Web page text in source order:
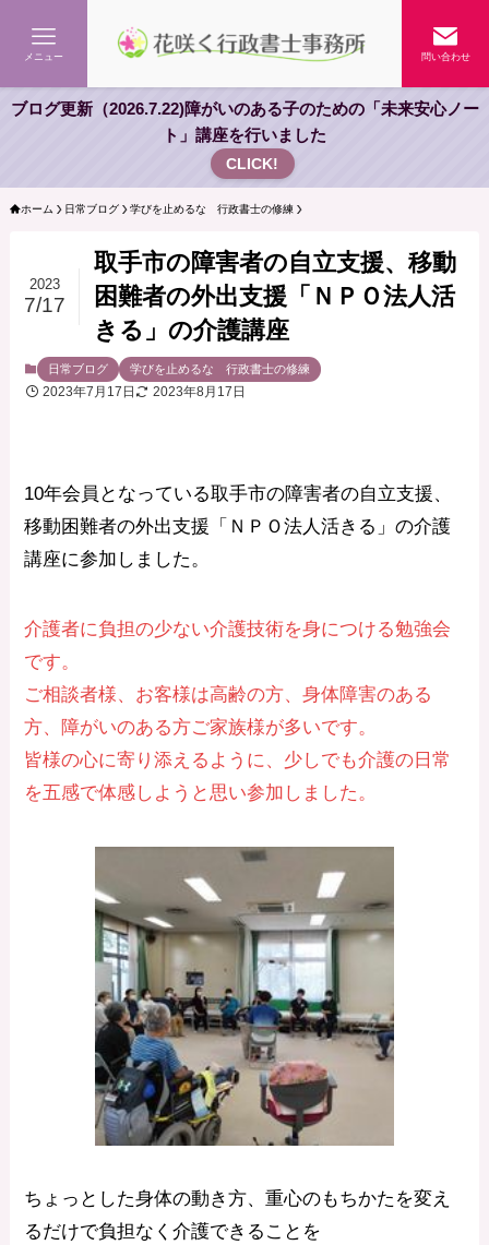
問い合わせ
メニュー
ブログ更新（2026.7.22)障がいのある子のための「未来安心ノー
ト」講座を行いました
CLICK!
ホーム 日常ブログ 学びを止めるな 行政書士の修練
取手市の障害者の自立支援、移動
困難者の外出支援「ＮＰＯ法人活
きる」の介護講座
2023
7/17
日常ブログ 学びを止めるな 行政書士の修練
2023年7月17日 2023年8月17日
10年会員となっている取手市の障害者の自立支援、
移動困難者の外出支援「ＮＰＯ法人活きる」の介護
講座に参加しました。
介護者に負担の少ない介護技術を身につける勉強会
です。
ご相談者様、お客様は高齢の方、身体障害のある
方、障がいのある方ご家族様が多いです。
皆様の心に寄り添えるように、少しでも介護の日常
を五感で体感しようと思い参加しました。
ちょっとした身体の動き方、重心のもちかたを変え
るだけで負担なく介護できることを